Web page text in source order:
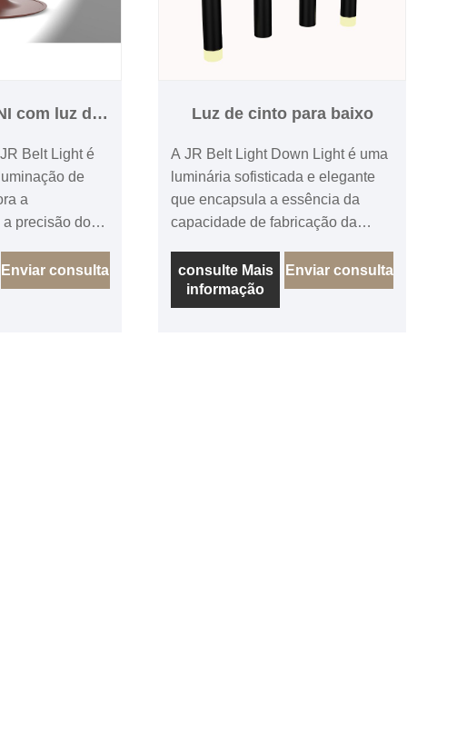
com luz de
Belt Light é
de
a
precisão do
fabricante de
histórico
de
Enviar consulta
Luz de cinto para baixo
A JR Belt Light Down Light é uma
luminária sofisticada e elegante
que encapsula a essência da
capacidade de fabricação da
um renomado fabricante chinês,
este down light é uma prova do
compromisso do país com a
consulte Mais
informação
Enviar consulta